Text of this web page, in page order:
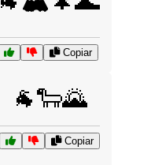
Copiar
🐐🐑🌄
Copiar